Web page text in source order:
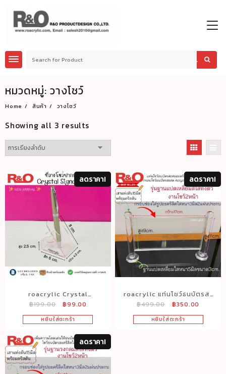
content
หมวดหมู่: วางโชว์
Home สินค้า วางโชว์
Showing all 3 results
ลดราคา!
roacrylic Crystal
Signature Stand แท่นวางปา
กกาอะคริลิคใส แบบวางปากา
฿199.00
Original
price
was:
฿199.00.
฿99.00
price
is:
฿99.00.
หยิบใส่ตะกร้า
ลดราคา!
roacrylic แท่นโชว์ธนบัตรสะ
สมอะคริลิคใส รุ่นคริสตัลตั้ง
โต๊ะ ขนาด 20×13 ซม. สำหรับ
฿499.00
Original
price
was:
฿350.00
price
is:
หยิบใส่ตะกร้า
ลดราคา!